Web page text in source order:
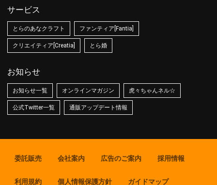
サービス
とらのあなクラフト ファンティア[Fantia]
クリエイティア[Creatia] とら婚
お知らせ
お知らせ一覧 オンラインマガジン 虎々ちゃんネル☆
公式Twitter一覧 通販アップデート情報
委託販売 会社案内 広告のご案内 採用情報
利用規約 個人情報保護方針 ガイドマップ